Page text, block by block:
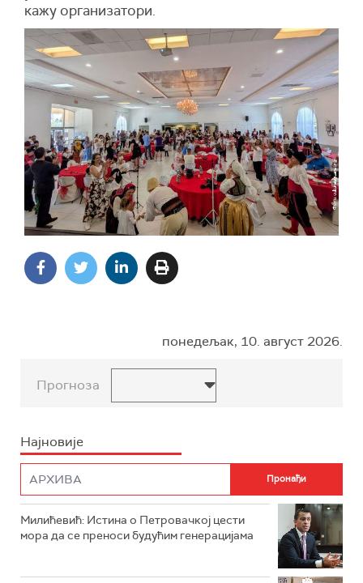
кажу организатори.
понедељак, 10. август 2026.
Прогноза
Најновије
Милићевић: Истина о Петровачкој цести
мора да се преноси будућим генерацијама